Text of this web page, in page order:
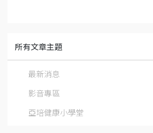
所有文章主題
最新消息
影音專區
亞培健康小學堂